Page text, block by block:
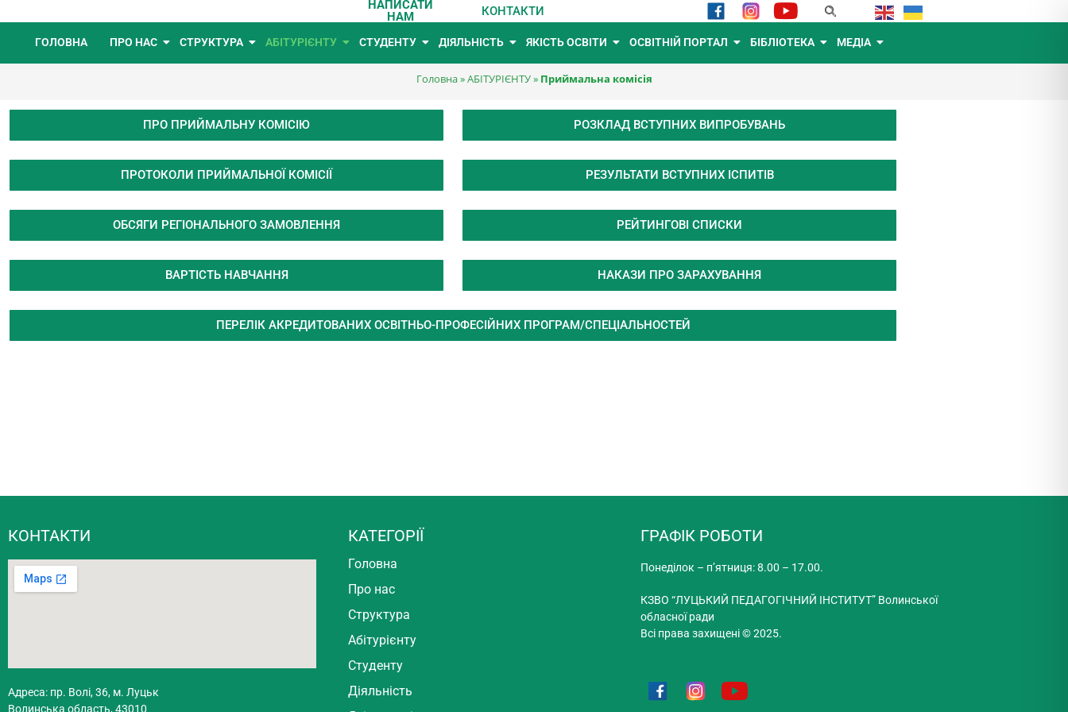
НАПИСАТИ
НАМ
КОНТАКТИ
ГОЛОВНА ПРО НАС СТРУКТУРА АБІТУРІЄНТУ СТУДЕНТУ ДІЯЛЬНІСТЬ ЯКІСТЬ ОСВІТИ ОСВІТНІЙ ПОРТАЛ БІБЛІОТЕКА МЕДІА
Головна»АБІТУРІЄНТУ» Приймальна комісія
ПРО ПРИЙМАЛЬНУ КОМІСІЮ
ПРОТОКОЛИ ПРИЙМАЛЬНОЇ КОМІСІЇ
ОБСЯГИ РЕГІОНАЛЬНОГО ЗАМОВЛЕННЯ
ВАРТІСТЬ НАВЧАННЯ
РОЗКЛАД ВСТУПНИХ ВИПРОБУВАНЬ
РЕЗУЛЬТАТИ ВСТУПНИХ ІСПИТІВ
РЕЙТИНГОВІ СПИСКИ
НАКАЗИ ПРО ЗАРАХУВАННЯ
ПЕРЕЛІК АКРЕДИТОВАНИХ ОСВІТНЬО-ПРОФЕСІЙНИХ ПРОГРАМ/СПЕЦІАЛЬНОСТЕЙ
КОНТАКТИ
Адреса: пр. Волі, 36, м. Луцьк
Волинська область, 43010
КАТЕГОРІЇ
Головна
Про нас
Структура
Абітурієнту
Студенту
Діяльність
ГРАФІК РОБОТИ
Понеділок – п’ятниця: 8.00 – 17.00.
КЗВО “ЛУЦЬКИЙ ПЕДАГОГІЧНИЙ ІНСТИТУТ” Волинської
обласної ради
Всі права захищені © 2025.